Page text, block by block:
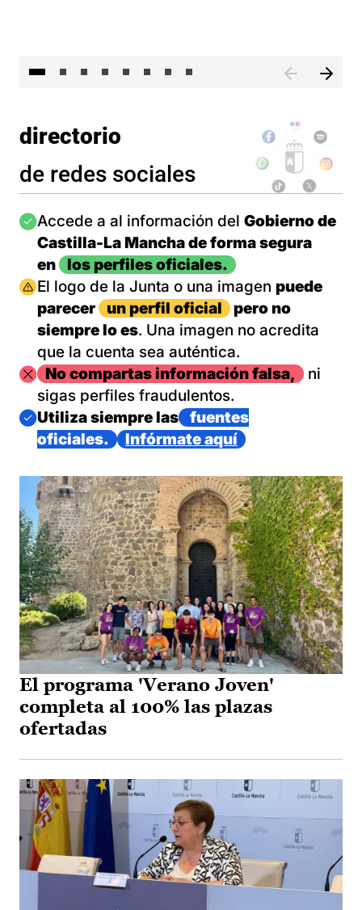
directorio
de redes sociales
Imagen
Accede a al información del Gobierno de
Castilla-La Mancha de forma segura
en
los perfiles oficiales.
Imagen
El logo de la Junta o una imagen puede
parecer
un perfil oficial
pero no
siempre lo es. Una imagen no acredita
que la cuenta sea auténtica.
ImagenNo compartas información falsa,
ni
sigas perfiles fraudulentos.
Imagen
Utiliza siempre las
fuentes
oficiales.
Infórmate aquí
El programa 'Verano Joven'
completa al 100% las plazas
ofertadas